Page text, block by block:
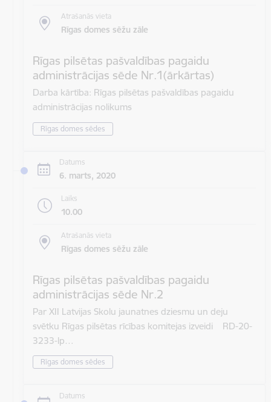
Atrašanās vieta
Rīgas domes sēžu zāle
Rīgas pilsētas pašvaldības pagaidu
administrācijas sēde Nr.1(ārkārtas)
Darba kārtība: Rīgas pilsētas pašvaldības pagaidu
administrācijas nolikums
Rīgas domes sēdes
Datums
6. marts, 2020
Laiks
10.00
Atrašanās vieta
Rīgas domes sēžu zāle
Rīgas pilsētas pašvaldības pagaidu
administrācijas sēde Nr.2
Par XII Latvijas Skolu jaunatnes dziesmu un deju
svētku Rīgas pilsētas rīcības komitejas izveidi RD-20-
3233-lp…
Rīgas domes sēdes
Datums